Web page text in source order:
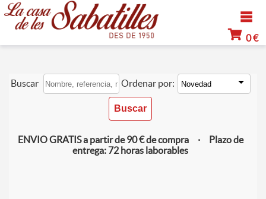
0 €
Buscar Ordenar por:
ENVIO GRATIS a partir de 90 € de compra · Plazo de
entrega: 72 horas laborables